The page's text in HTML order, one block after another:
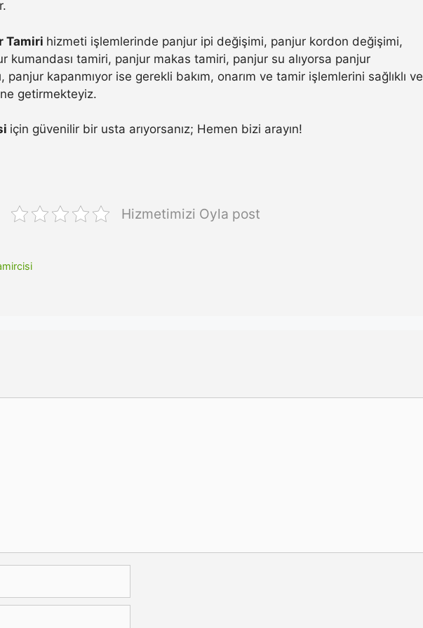
Tamiri hizmeti işlemlerinde panjur ipi değişimi, panjur kordon değişimi,
kumandası tamiri, panjur makas tamiri, panjur su alıyorsa panjur
panjur kapanmıyor ise gerekli bakım, onarım ve tamir işlemlerini sağlıklı ve
getirmekteyiz.
için güvenilir bir usta arıyorsanız; Hemen bizi arayın!
Hizmetimizi Oyla post